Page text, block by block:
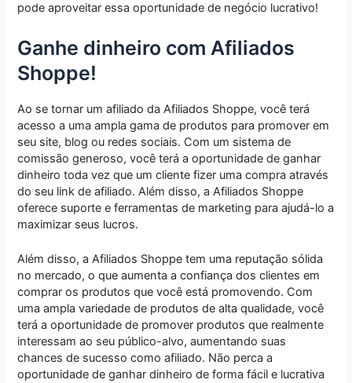
pode aproveitar essa oportunidade de negócio lucrativo!
Ganhe dinheiro com Afiliados
Shoppe!
Ao se tornar um afiliado da Afiliados Shoppe, você terá
acesso a uma ampla gama de produtos para promover em
seu site, blog ou redes sociais. Com um sistema de
comissão generoso, você terá a oportunidade de ganhar
dinheiro toda vez que um cliente fizer uma compra através
do seu link de afiliado. Além disso, a Afiliados Shoppe
oferece suporte e ferramentas de marketing para ajudá-lo a
maximizar seus lucros.
Além disso, a Afiliados Shoppe tem uma reputação sólida
no mercado, o que aumenta a confiança dos clientes em
comprar os produtos que você está promovendo. Com
uma ampla variedade de produtos de alta qualidade, você
terá a oportunidade de promover produtos que realmente
interessam ao seu público-alvo, aumentando suas
chances de sucesso como afiliado. Não perca a
oportunidade de ganhar dinheiro de forma fácil e lucrativa